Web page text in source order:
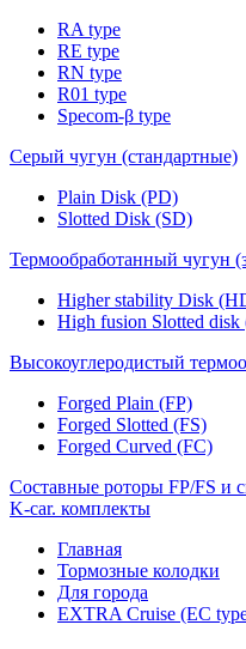
RA type
RE type
RN type
R01 type
Specom-β type
Серый чугун (стандартные)
Plain Disk (PD)
Slotted Disk (SD)
Термообработанный чугун
Higher stability Disk
High fusion Slotted disk
Высокоуглеродистый
Forged Plain (FP)
Forged Slotted (FS)
Forged Curved (FC)
Составные роторы FP/FS и
K-car. комплекты
Главная
Тормозные колодки
Для города
EXTRA Cruise (EC